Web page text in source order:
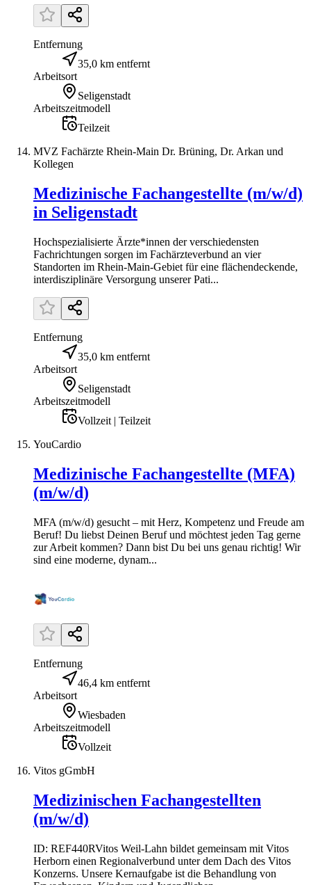
Entfernung
35,0 km entfernt
Arbeitsort
Seligenstadt
Arbeitszeitmodell
Teilzeit
MVZ Fachärzte Rhein-Main Dr. Brüning, Dr. Arkan und
Kollegen
Medizinische Fachangestellte (m/w/d)
in Seligenstadt
Hochspezialisierte Ärzte*innen der verschiedensten
Fachrichtungen sorgen im Fachärzteverbund an vier
Standorten im Rhein-Main-Gebiet für eine flächendeckende,
interdisziplinäre Versorgung unserer Pati...
Entfernung
35,0 km entfernt
Arbeitsort
Seligenstadt
Arbeitszeitmodell
Vollzeit | Teilzeit
YouCardio
Medizinische Fachangestellte (MFA)
(m/w/d)
MFA (m/w/d) gesucht – mit Herz, Kompetenz und Freude am
Beruf! Du liebst Deinen Beruf und möchtest jeden Tag gerne
zur Arbeit kommen? Dann bist Du bei uns genau richtig! Wir
sind eine moderne, dynam...
Entfernung
46,4 km entfernt
Arbeitsort
Wiesbaden
Arbeitszeitmodell
Vollzeit
Vitos gGmbH
Medizinischen Fachangestellten
(m/w/d)
ID: REF440RVitos Weil-Lahn bildet gemeinsam mit Vitos
Herborn einen Regionalverbund unter dem Dach des Vitos
Konzerns. Unsere Kernaufgabe ist die Behandlung von